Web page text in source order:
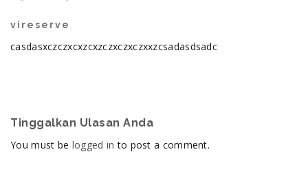
vireserve
casdasxczczxcxzcxzczxczxczxxzcsadasdsadc
Tinggalkan Ulasan Anda
You must be logged in to post a comment.